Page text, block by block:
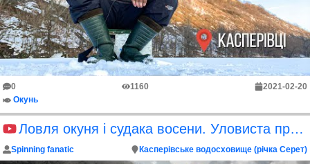
0 1160
2021-02-20
Окунь
Ловля окуня і судака восени. Уловиста приманка на судака і окуня
Spinning fanatic Касперівське водосховище (річка Серет)